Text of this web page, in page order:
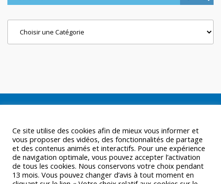
Ce site utilise des cookies afin de mieux vous informer et
vous proposer des vidéos, des fonctionnalités de partage
et des contenus animés et interactifs. Pour une expérience
de navigation optimale, vous pouvez accepter l’activation
de tous les cookies. Nous conservons votre choix pendant
13 mois. Vous pouvez changer d’avis à tout moment en